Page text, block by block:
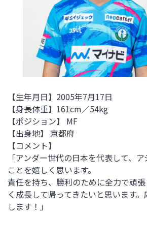
【生年月日】 2005年7月17日
【身長体重】 161cm／54kg
【ポジション】 MF
【出身地】 京都府
【コメント】
「アンダー世代の日本を代表して、
ことを嬉しく思います。
責任を持ち、勝利のために全力で頑
く成長して帰ってきたいと思います
します！」